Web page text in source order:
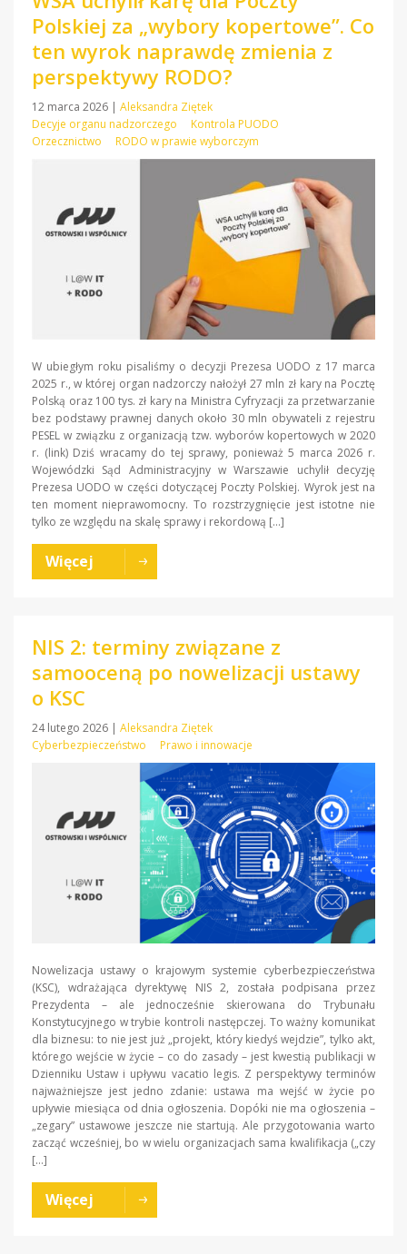
Polskiej za „wybory kopertowe”. Co
ten wyrok naprawdę zmienia z
perspektywy RODO?
12 marca 2026 | Aleksandra Ziętek
Decyje organu nadzorczego
Kontrola PUODO
Orzecznictwo
RODO w prawie wyborczym
W ubiegłym roku pisaliśmy o decyzji Prezesa UODO z 17 marca
2025 r., w której organ nadzorczy nałożył 27 mln zł kary na Pocztę
Polską oraz 100 tys. zł kary na Ministra Cyfryzacji za przetwarzanie
bez podstawy prawnej danych około 30 mln obywateli z rejestru
PESEL w związku z organizacją tzw. wyborów kopertowych w 2020
r. (link) Dziś wracamy do tej sprawy, ponieważ 5 marca 2026 r.
Wojewódzki Sąd Administracyjny w Warszawie uchylił decyzję
Prezesa UODO w części dotyczącej Poczty Polskiej. Wyrok jest na
ten moment nieprawomocny. To rozstrzygnięcie jest istotne nie
tylko ze względu na skalę sprawy i rekordową […]
Więcej
NIS 2: terminy związane z
samooceną po nowelizacji ustawy
o KSC
24 lutego 2026 | Aleksandra Ziętek
Cyberbezpieczeństwo
Prawo i innowacje
Nowelizacja ustawy o krajowym systemie cyberbezpieczeństwa
(KSC), wdrażająca dyrektywę NIS 2, została podpisana przez
Prezydenta – ale jednocześnie skierowana do Trybunału
Konstytucyjnego w trybie kontroli następczej. To ważny komunikat
dla biznesu: to nie jest już „projekt, który kiedyś wejdzie”, tylko akt,
którego wejście w życie – co do zasady – jest kwestią publikacji w
Dzienniku Ustaw i upływu vacatio legis. Z perspektywy terminów
najważniejsze jest jedno zdanie: ustawa ma wejść w życie po
upływie miesiąca od dnia ogłoszenia. Dopóki nie ma ogłoszenia –
„zegary” ustawowe jeszcze nie startują. Ale przygotowania warto
zacząć wcześniej, bo w wielu organizacjach sama kwalifikacja („czy
[…]
Więcej